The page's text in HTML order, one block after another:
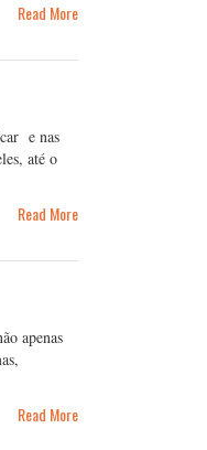
Read More
e nas
até o
Read More
apenas
Read More